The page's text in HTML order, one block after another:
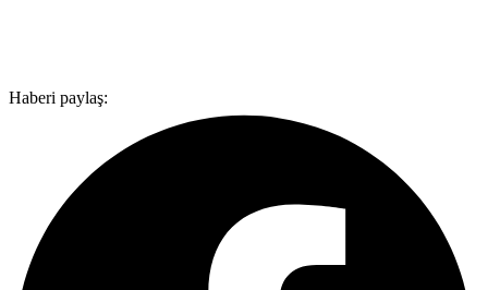
Haberi paylaş: